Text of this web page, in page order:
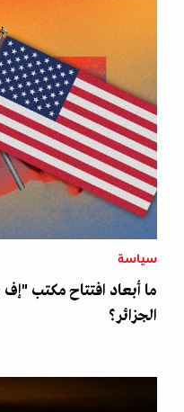
سياسة
ما أبعاد افتتاح مكتب "إف
الجزائر؟